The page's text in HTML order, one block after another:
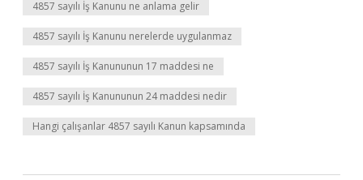
4857 sayılı İş Kanunu ne anlama gelir
4857 sayılı İş Kanunu nerelerde uygulanmaz
4857 sayılı İş Kanununun 17 maddesi ne
4857 sayılı İş Kanununun 24 maddesi nedir
Hangi çalışanlar 4857 sayılı Kanun kapsamında